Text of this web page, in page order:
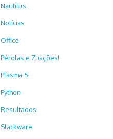
Nautilus
Notícias
Office
Pérolas e Zuações!
Plasma 5
Python
Resultados!
Slackware